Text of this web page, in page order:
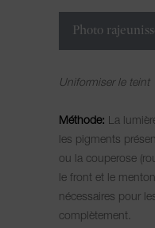
Photo
Uniformiser le teint
Méthode: La
les pigments
ou la couperose
le front et le
nécessaires pour
complètement.